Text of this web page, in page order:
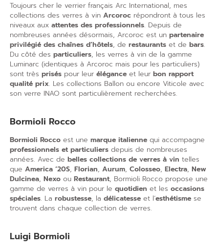
Toujours cher le verrier français Arc International, mes
collections des verres à vin Arcoroc répondront à tous les
niveaux aux attentes des professionnels. Depuis de
nombreuses années désormais, Arcoroc est un partenaire
privilégié des chaînes d’hôtels, de restaurants et de bars.
Du côté des particuliers, les verres à vin de la gamme
Luminarc (identiques à Arcoroc mais pour les particuliers)
sont très prisés pour leur élégance et leur bon rapport
qualité prix. Les collections Ballon ou encore Viticole avec
son verre INAO sont particulièrement recherchées.
Bormioli Rocco
Bormioli Rocco est une marque italienne qui accompagne
professionnels et particuliers depuis de nombreuses
années. Avec de belles collections de verres à vin telles
que America ‘20S, Florian, Aurum, Colosseo, Electra, New
Dulcinea, Nexo ou Restaurant, Bormioli Rocco propose une
gamme de verres à vin pour le quotidien et les occasions
spéciales. La robustesse, la délicatesse et l’esthétisme se
trouvent dans chaque collection de verres.
Luigi Bormioli